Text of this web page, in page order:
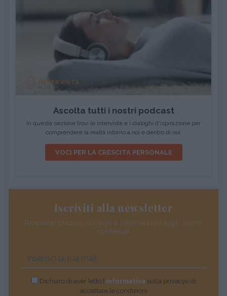
INTERVISTA
Ascolta tutti i nostri podcast
In questa sezione trovi le interviste e i dialoghi d'ispirazione per
comprendere la realtà intorno a noi e dentro di noi.
VOCI PER LA CRESCITA PERSONALE
Iscriviti alla newsletter
Riceverai preziosi consigli e informazioni sugli ultimi
contenuti
Dichiaro di aver letto l’informativasulla privacye di
accettare le condizioni